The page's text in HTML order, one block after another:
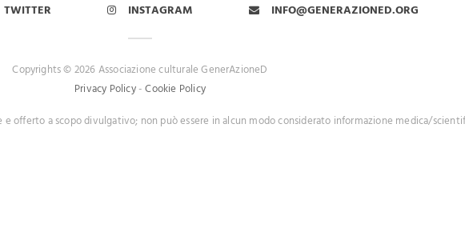
TWITTER INSTAGRAM INFO@GENERAZIONED.ORG
Copyrights © 2026 Associazione culturale GenerAzioneD
Privacy Policy-Cookie Policy
offerto a scopo divulgativo; non può essere in alcun modo considerato informazione medica/